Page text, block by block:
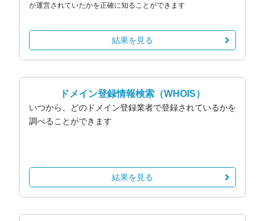
が運営されていたかを正確に知ることができます
結果を見る
ドメイン登録情報検索 （WHOIS）
いつから、どのドメイン登録業者で登録されているかを
調べることができます
結果を見る